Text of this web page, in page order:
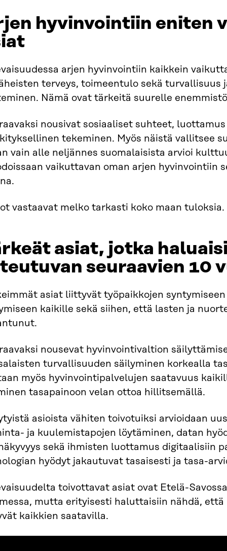
hyvinvointiin eniten
arjen hyvinvointiin kaikkein
terveys, toimeentulo sekä turvallisuus
Nämä ovat tärkeitä suurelle
nousivat sosiaaliset suhteet,
tekeminen. Myös näistä vallitsee
vain alle neljännes suomalaisista arvioi
vaikuttavan oman arjen hyvinvointiin
vastaavat melko tarkasti koko maan tuloksia.​
asiat, jotka
seuraavien 10
asiat liittyvät työpaikkojen
kaikille sekä siihen, että lasten ja
nousevat hyvinvointivaltion
turvallisuuden säilyminen korkealla
myös hyvinvointipalvelujen saatavuus
tasapainoon velan ottoa hillitsemällä.
asioista vähiten toivotuiksi arvioidaan
ja kuulemistapojen löytäminen, datan
sekä ihmisten luottamus digitaalisiin
hyödyt jakautuvat tasaisesti ja tasa-
toivottavat asiat ovat Etelä-
mutta erityisesti haluttaisiin nähdä,
kaikkien saatavilla.